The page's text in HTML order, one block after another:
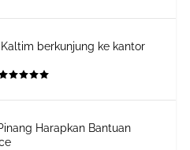
berkunjung ke kantor
Harapkan Bantuan